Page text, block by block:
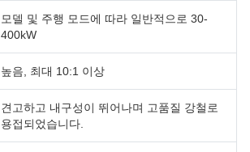
모델 및 주행 모드에 따라 일반적으로 30-
400kW
높음, 최대 10:1 이상
견고하고 내구성이 뛰어나며 고품질 강철로
용접되었습니다.